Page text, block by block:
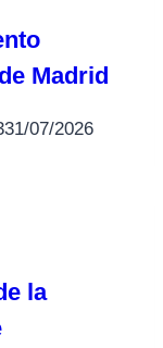
Madrid
31/07/2026
la